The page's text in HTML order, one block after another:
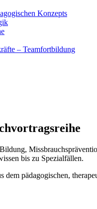
Konzepts
– Teamfortbildung
bis zu Spezialfällen.
dem pädagogischen,